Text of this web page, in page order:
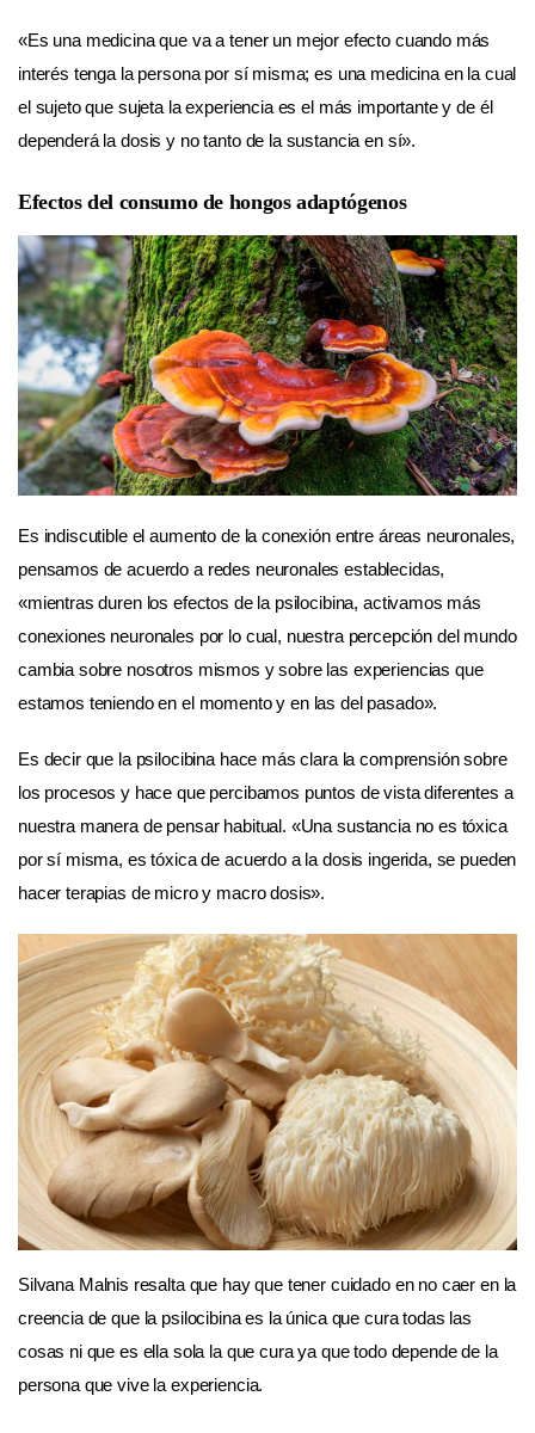
«Es una medicina que va a tener un mejor efecto cuando más
interés tenga la persona por sí misma; es una medicina en la cual
el sujeto que sujeta la experiencia es el más importante y de él
dependerá la dosis y no tanto de la sustancia en sí».
Efectos del consumo de hongos adaptógenos
Es indiscutible el aumento de la conexión entre áreas neuronales,
pensamos de acuerdo a redes neuronales establecidas,
«mientras duren los efectos de la psilocibina, activamos más
conexiones neuronales por lo cual, nuestra percepción del mundo
cambia sobre nosotros mismos y sobre las experiencias que
estamos teniendo en el momento y en las del pasado».
Es decir que la psilocibina hace más clara la comprensión sobre
los procesos y hace que percibamos puntos de vista diferentes a
nuestra manera de pensar habitual. «Una sustancia no es tóxica
por sí misma, es tóxica de acuerdo a la dosis ingerida, se pueden
hacer terapias de micro y macro dosis».
Silvana Malnis resalta que hay que tener cuidado en no caer en la
creencia de que la psilocibina es la única que cura todas las
cosas ni que es ella sola la que cura ya que todo depende de la
persona que vive la experiencia.